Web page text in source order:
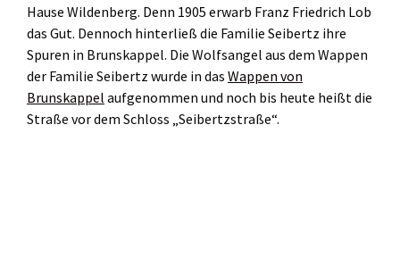
Hause Wildenberg. Denn 1905 erwarb Franz Friedrich Lob
das Gut. Dennoch hinterließ die Familie Seibertz ihre
Spuren in Brunskappel. Die Wolfsangel aus dem Wappen
der Familie Seibertz wurde in das Wappen von
Brunskappel aufgenommen und noch bis heute heißt die
Straße vor dem Schloss „Seibertzstraße“.